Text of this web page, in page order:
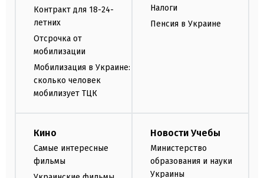
Контракт для 18-24-
летних
Отсрочка от
мобилизации
Мобилизация в Украине:
сколько человек
мобилизует ТЦК
Налоги
Пенсия в Украине
Кино
Самые интересные
фильмы
Новости Учебы
Министерство
образования и науки
Украины